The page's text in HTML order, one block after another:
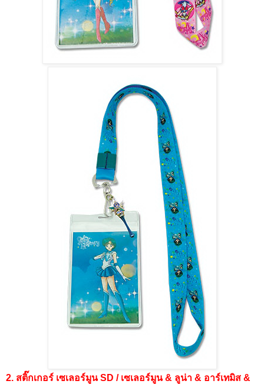
2. สติ๊กเกอร์ เซเลอร์มูน SD / เซเลอร์มูน & ลูน่า & อาร์เทมิส &